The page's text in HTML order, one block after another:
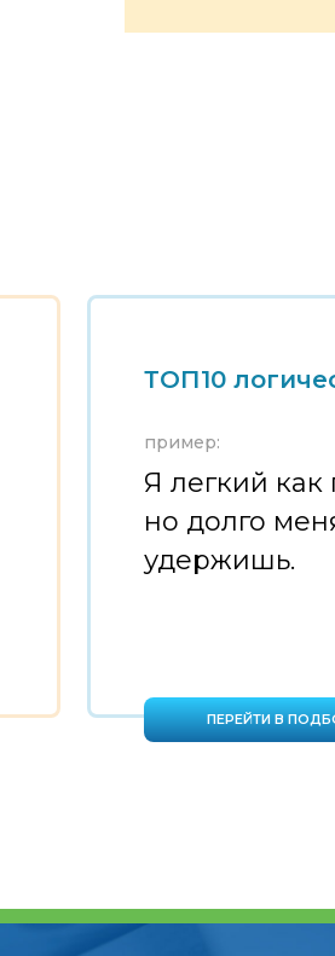
ТОП10
пример:
Я легкий
но долго
удержишь.
ПЕРЕЙТИ В